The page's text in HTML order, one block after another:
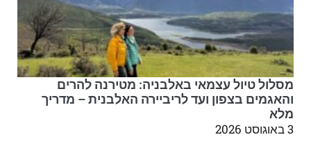
מסלול טיול עצמאי באלבניה: מטירנה להרים
והאגמים בצפון ועד לריביירה האלבנית – מדריך
מלא
3 באוגוסט 2026